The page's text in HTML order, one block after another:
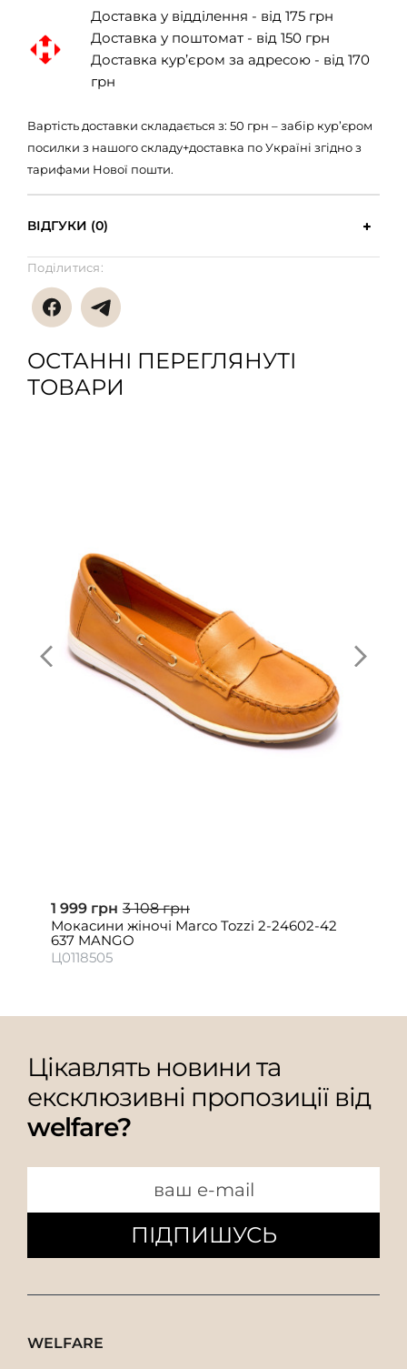
Доставка у відділення - від 175 грн
Доставка у поштомат - від 150 грн
Доставка кур’єром за адресою - від 170
грн
Вартість доставки складається з: 50 грн – забір кур’єром
посилки з нашого складу+доставка по Україні згідно з
тарифами Нової пошти.
ВІДГУКИ (0)
Поділитися:
ОСТАННІ ПЕРЕГЛЯНУТІ
ТОВАРИ
1 999 грн 3 108 грн
Мокасини жіночі Marco Tozzi 2-24602-42
637 MANGO
Ц0118505
Цікавлять новини та
ексклюзивні пропозиції від
welfare?
ПІДПИШУСЬ
WELFARE